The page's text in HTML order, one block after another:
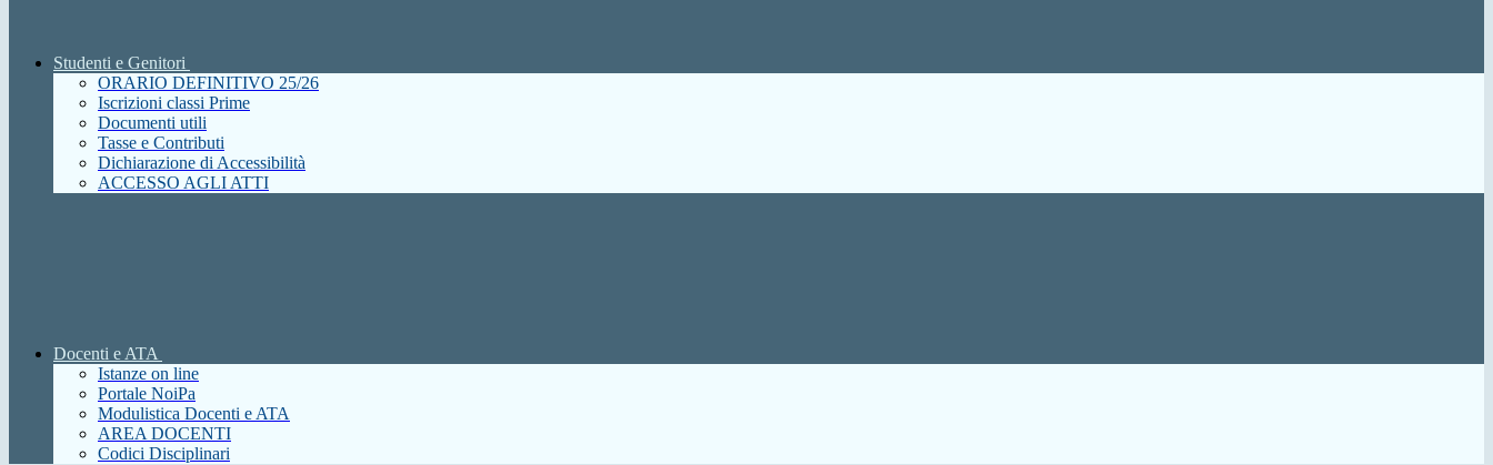
Studenti e Genitori
ORARIO DEFINITIVO 25/26
Iscrizioni classi Prime
Documenti utili
Tasse e Contributi
Dichiarazione di Accessibilità
ACCESSO AGLI ATTI
Docenti e ATA
Istanze on line
Portale NoiPa
Modulistica Docenti e ATA
AREA DOCENTI
Codici Disciplinari